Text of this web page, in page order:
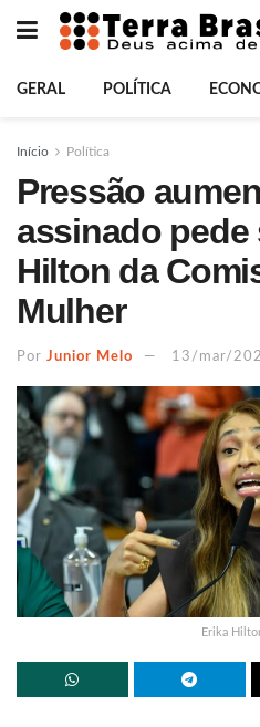
GERAL POLÍTICA
Início Política
Pressão
assinado pede
Hilton da
Mulher
Por Junior Melo 13/mar/
Erika